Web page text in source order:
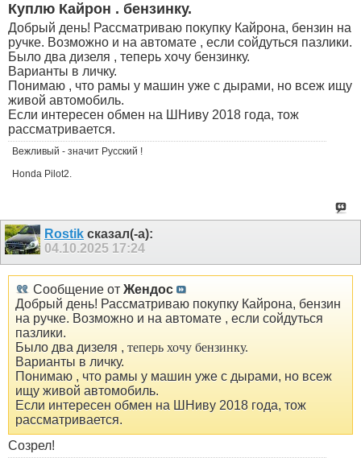
Куплю Кайрон . бензинку.
Добрый день! Рассматриваю покупку Кайрона, бензин на
ручке. Возможно и на автомате , если сойдуться пазлики.
Было два дизеля , теперь хочу бензинку.
Варианты в личку.
Понимаю , что рамы у машин уже с дырами, но всеж ищу
живой автомобиль.
Если интересен обмен на ШНиву 2018 года, тож
рассматривается.
Вежливый - значит Русский !
Honda Pilot2.
Rostik сказал(-а):
04.10.2025 17:24
Сообщение от Жендос
Добрый день! Рассматриваю покупку Кайрона, бензин
на ручке. Возможно и на автомате , если сойдуться
пазлики.
Было два дизеля , теперь хочу бензинку.
Варианты в личку.
Понимаю , что рамы у машин уже с дырами, но всеж
ищу живой автомобиль.
Если интересен обмен на ШНиву 2018 года, тож
рассматривается.
Созрел!